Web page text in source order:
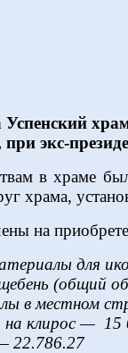
Успенский
экс-
в храме
храма,
на
для
(общий
в местном
на клирос — 15
22.786.27